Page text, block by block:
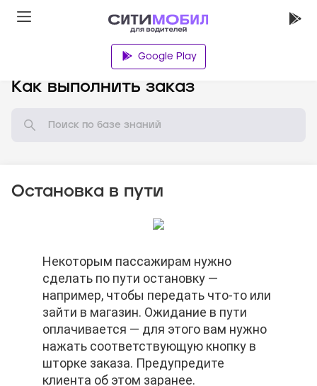
Google Play
Как выполнить заказ
Остановка в пути
Некоторым пассажирам нужно
сделать по пути остановку —
например, чтобы передать что-то или
зайти в магазин. Ожидание в пути
оплачивается — для этого вам нужно
нажать соответствующую кнопку в
шторке заказа. Предупредите
клиента об этом заранее.
Некоторым пассажирам нужно
сделать по пути остановку —
например, чтобы передать что-то или
зайти в магазин. Ожидание в пути
оплачивается — для этого вам нужно
нажать соответствующую кнопку в
шторке заказа. Предупредите
клиента об этом заранее.
Некоторым пассажирам нужно
сделать по пути остановку —
например, чтобы передать что-то или
зайти в магазин. Ожидание в пути
оплачивается — для этого вам нужно
нажать соответствующую кнопку в
шторке заказа. Предупредите
клиента об этом заранее.